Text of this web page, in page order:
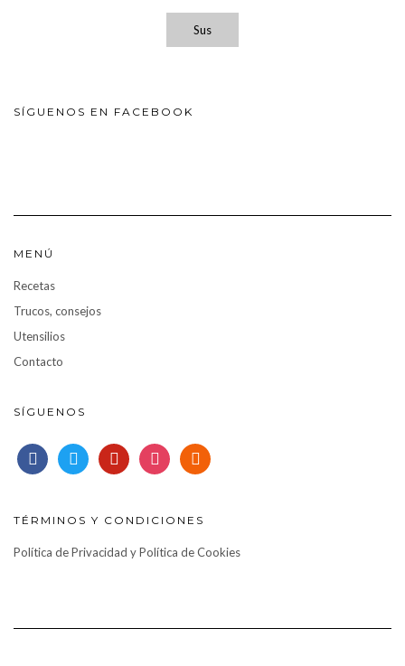
Sus
SÍGUENOS EN FACEBOOK
MENÚ
Recetas
Trucos, consejos
Utensilios
Contacto
SÍGUENOS
facebooktwitter pinterestinstagramrss
TÉRMINOS Y CONDICIONES
Política de Privacidad y Política de Cookies